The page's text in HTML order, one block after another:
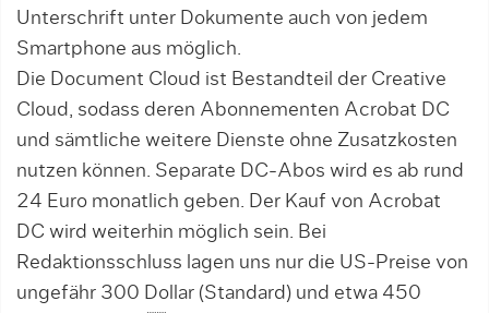
Unterschrift unter Dokumente auch von jedem
Smart­phone aus möglich.
Die Document Cloud ist Bestandteil der Creative
Cloud, sodass deren Abonnementen Acrobat DC
und sämtliche weitere Dienste ohne Zusatzkosten
nutzen können. Separate DC-Abos wird es ab rund
24 Euro monatlich geben. Der Kauf von Acrobat
DC wird weiterhin möglich sein. Bei
Redaktionsschluss lagen uns nur die US-Preise von
ungefähr 300 Dollar (Standard) und etwa 450